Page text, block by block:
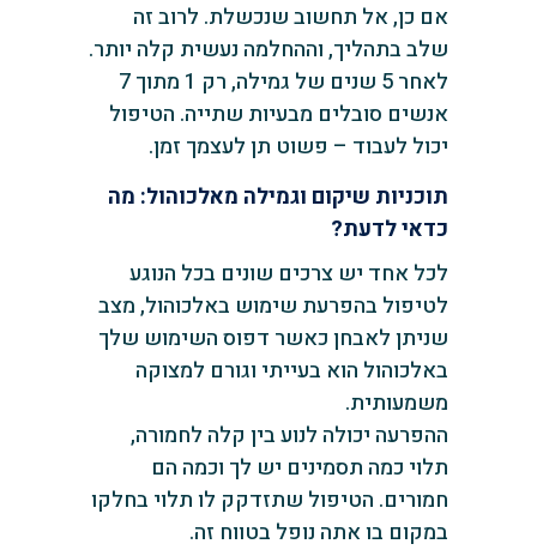
אם כן, אל תחשוב שנכשלת. לרוב זה
שלב בתהליך, וההחלמה נעשית קלה יותר.
לאחר 5 שנים של גמילה, רק 1 מתוך 7
אנשים סובלים מבעיות שתייה. הטיפול
יכול לעבוד – פשוט תן לעצמך זמן.
תוכניות שיקום וגמילה מאלכוהול: מה
כדאי לדעת?
לכל אחד יש צרכים שונים בכל הנוגע
לטיפול בהפרעת שימוש באלכוהול, מצב
שניתן לאבחן כאשר דפוס השימוש שלך
באלכוהול הוא בעייתי וגורם למצוקה
משמעותית.
ההפרעה יכולה לנוע בין קלה לחמורה,
תלוי כמה תסמינים יש לך וכמה הם
חמורים. הטיפול שתזדקק לו תלוי בחלקו
במקום בו אתה נופל בטווח זה.